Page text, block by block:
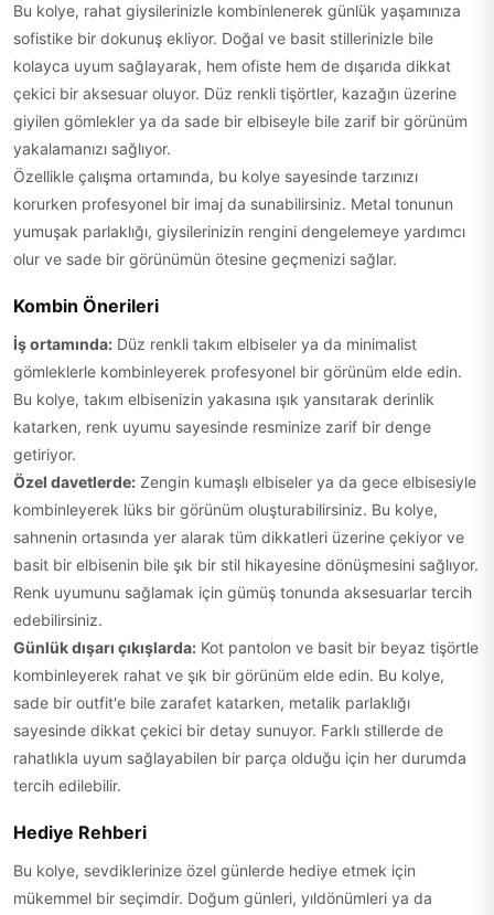
Bu kolye, rahat giysilerinizle kombinlenerek günlük yaşamınıza
sofistike bir dokunuş ekliyor. Doğal ve basit stillerinizle bile
kolayca uyum sağlayarak, hem ofiste hem de dışarıda dikkat
çekici bir aksesuar oluyor. Düz renkli tişörtler, kazağın üzerine
giyilen gömlekler ya da sade bir elbiseyle bile zarif bir görünüm
yakalamanızı sağlıyor.
Özellikle çalışma ortamında, bu kolye sayesinde tarzınızı
korurken profesyonel bir imaj da sunabilirsiniz. Metal tonunun
yumuşak parlaklığı, giysilerinizin rengini dengelemeye yardımcı
olur ve sade bir görünümün ötesine geçmenizi sağlar.
Kombin Önerileri
İş ortamında: Düz renkli takım elbiseler ya da minimalist
gömleklerle kombinleyerek profesyonel bir görünüm elde edin.
Bu kolye, takım elbisenizin yakasına ışık yansıtarak derinlik
katarken, renk uyumu sayesinde resminize zarif bir denge
getiriyor.
Özel davetlerde: Zengin kumaşlı elbiseler ya da gece elbisesiyle
kombinleyerek lüks bir görünüm oluşturabilirsiniz. Bu kolye,
sahnenin ortasında yer alarak tüm dikkatleri üzerine çekiyor ve
basit bir elbisenin bile şık bir stil hikayesine dönüşmesini sağlıyor.
Renk uyumunu sağlamak için gümüş tonunda aksesuarlar tercih
edebilirsiniz.
Günlük dışarı çıkışlarda: Kot pantolon ve basit bir beyaz tişörtle
kombinleyerek rahat ve şık bir görünüm elde edin. Bu kolye,
sade bir outfit'e bile zarafet katarken, metalik parlaklığı
sayesinde dikkat çekici bir detay sunuyor. Farklı stillerde de
rahatlıkla uyum sağlayabilen bir parça olduğu için her durumda
tercih edilebilir.
Hediye Rehberi
Bu kolye, sevdiklerinize özel günlerde hediye etmek için
mükemmel bir seçimdir. Doğum günleri, yıldönümleri ya da